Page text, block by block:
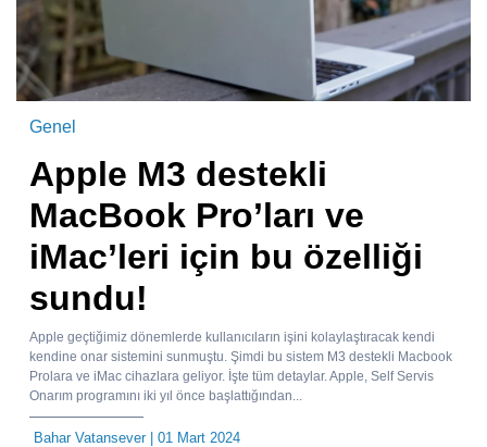
Genel
Apple M3 destekli
MacBook Pro’ları ve
iMac’leri için bu özelliği
sundu!
Apple geçtiğimiz dönemlerde kullanıcıların işini kolaylaştıracak kendi
kendine onar sistemini sunmuştu. Şimdi bu sistem M3 destekli Macbook
Prolara ve iMac cihazlara geliyor. İşte tüm detaylar. Apple, Self Servis
Onarım programını iki yıl önce başlattığından...
Bahar Vatansever| 01 Mart 2024